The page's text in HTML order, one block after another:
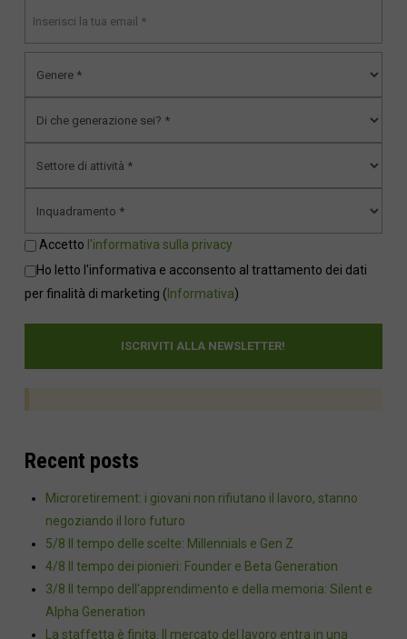
Accetto l'informativa sulla privacy
Ho letto l'informativa e acconsento al trattamento dei dati
per finalità di marketing ( Informativa)
Recent posts
Microretirement: i giovani non rifiutano il lavoro, stanno
negoziando il loro futuro
5/8 Il tempo delle scelte: Millennials e Gen Z
4/8 Il tempo dei pionieri: Founder e Beta Generation
3/8 Il tempo dell'apprendimento e della memoria: Silent e
Alpha Generation
La staffetta è finita. Il mercato del lavoro entra in una